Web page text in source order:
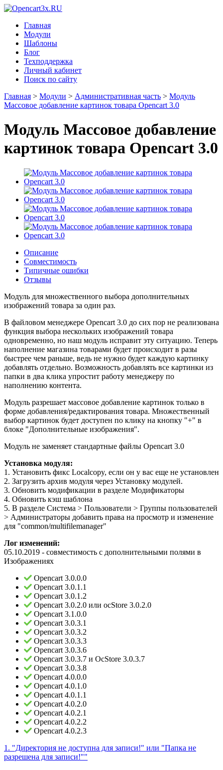
Главная
Модули
Шаблоны
Блог
Техподдержка
Личный кабинет
Поиск по сайту
Главная > Модули > Административная часть > Модуль
Массовое добавление картинок товара Opencart 3.0
Модуль Массовое добавление
картинок товара Opencart 3.0
Описание
Совместимость
Типичные ошибки
Отзывы
Модуль для множественного выбора дополнительных
изображений товара за один раз.
В файловом менеджере Opencart 3.0 до сих пор не реализована
функция выбора нескольких изображений товара
одновременно, но наш модуль исправит эту ситуацию. Теперь
наполнение магазина товарами будет происходит в разы
быстрее чем раньше, ведь не нужно будет каждую картинку
добавлять отдельно. Возможность добавлять все картинки из
папки в два клика упростит работу менеджеру по
наполнению контента.
Модуль разрешает массовое добавление картинок только в
форме добавления/редактирования товара. Множественный
выбор картинок будет доступен по клику на кнопку "+" в
блоке "Дополнительные изображения".
Модуль не заменяет стандартные файлы Opencart 3.0
Установка модуля:
1. Установить фикс Localcopy, если он у вас еще не установлен
2. Загрузить архив модуля через Установку модулей.
3. Обновить модификации в разделе Модификаторы
4. Обновить кэш шаблона
5. В разделе Система > Пользователи > Группы пользователей
> Администраторы добавить права на просмотр и изменение
для "common/multifilemanager"
Лог изменений:
05.10.2019 - совместимость с дополнительными полями в
Изображениях
Opencart 3.0.0.0
Opencart 3.0.1.1
Opencart 3.0.1.2
Opencart 3.0.2.0 или ocStore 3.0.2.0
Opencart 3.1.0.0
Opencart 3.0.3.1
Opencart 3.0.3.2
Opencart 3.0.3.3
Opencart 3.0.3.6
Opencart 3.0.3.7 и OcStore 3.0.3.7
Opencart 3.0.3.8
Opencart 4.0.0.0
Opencart 4.0.1.0
Opencart 4.0.1.1
Opencart 4.0.2.0
Opencart 4.0.2.1
Opencart 4.0.2.2
Opencart 4.0.2.3
1. "Директория не доступна для записи!" или "Папка не
разрешена для записи!""